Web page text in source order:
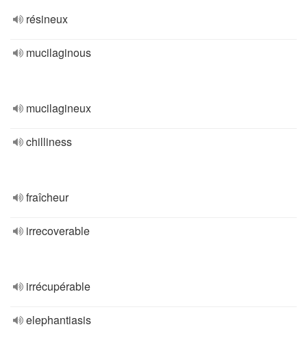
résineux
mucilaginous
mucilagineux
chilliness
fraîcheur
irrecoverable
irrécupérable
elephantiasis